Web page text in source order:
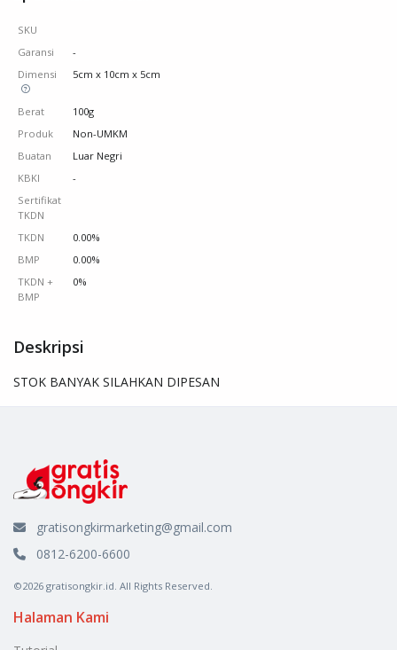
SKU
Garansi
-
Dimensi
5cm x 10cm x 5cm
Berat
100g
Produk
Non-UMKM
Buatan
Luar Negri
KBKI
-
Sertifikat
TKDN
TKDN
0.00%
BMP
0.00%
TKDN +
BMP
0%
Deskripsi
STOK BANYAK SILAHKAN DIPESAN
gratisongkirmarketing@gmail.com
0812-6200-6600
©2026 gratisongkir.id. All Rights Reserved.
Halaman Kami